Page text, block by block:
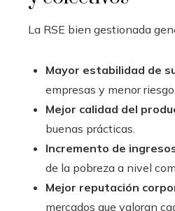
La RSE bien gestionada
Mayor estabilidad de
empresas y menor
Mejor calidad del
buenas prácticas.
Incremento de
de la pobreza a nivel
Mejor reputación
mercados que valoran